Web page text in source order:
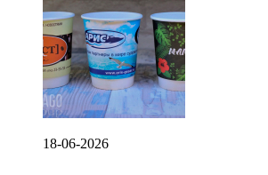
18-06-2026